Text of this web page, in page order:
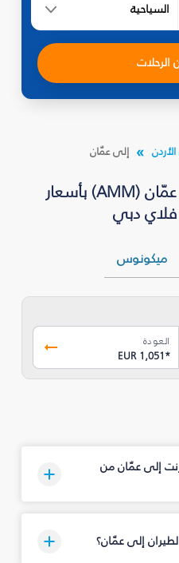
السياحية
الرحلات
إلى عمّان
رحلات الاتجاه الواحد إلى عمّان (AMM) بأسعار
ميكونوس
العودة
EUR 1,051*
إلى عمّان من
إلى عمّان؟